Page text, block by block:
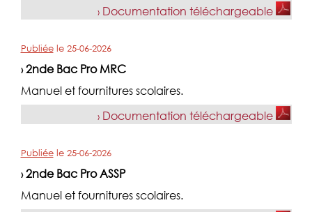
› Documentation téléchargeable
Publiéele 25-06-2026
› 2nde Bac Pro MRC
Manuel et fournitures scolaires.
› Documentation téléchargeable
Publiéele 25-06-2026
› 2nde Bac Pro ASSP
Manuel et fournitures scolaires.